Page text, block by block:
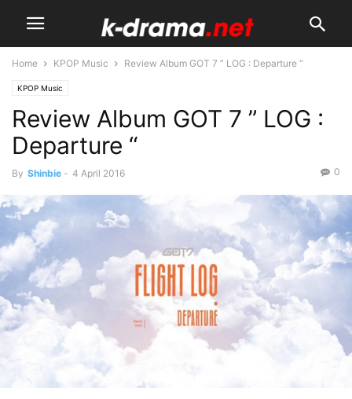
Home KPOP Music Review Album GOT 7 ” LOG : Departure “
KPOP Music
Review Album GOT 7 ” LOG :
Departure “
By Shinbie - 4 April 2016 0